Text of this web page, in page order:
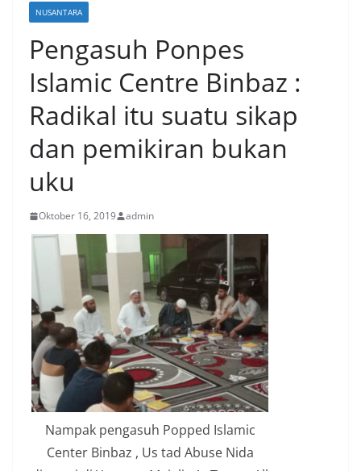
NUSANTARA
Pengasuh Ponpes
Islamic Centre Binbaz :
Radikal itu suatu sikap
dan pemikiran bukan
uku
Oktober 16, 2019 admin
Nampak pengasuh Popped Islamic
Center Binbaz , Us tad Abuse Nida